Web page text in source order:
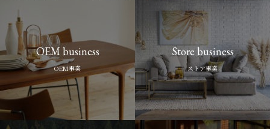
CONTACT
OEM business
OEM事業
Store business
ストア事業